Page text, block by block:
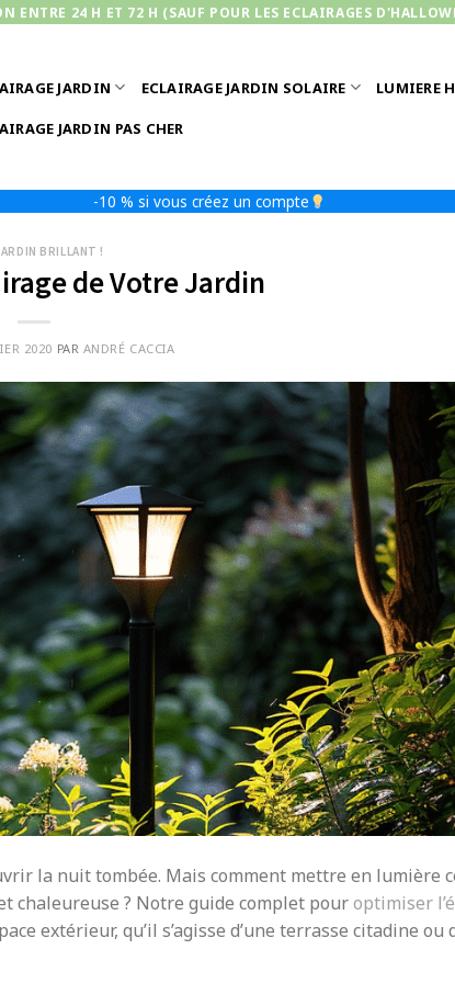
ENTRE 24 H ET 72 H (SAUF POUR LES ECLAIRAGES
JARDIN ECLAIRAGE JARDIN SOLAIRE LUMIERE
JARDIN PAS CHER
-10 % si vous créez un compte
BRILLANT !
de Votre Jardin
2020 PAR ANDRÉ CACCIA
la nuit tombée. Mais comment mettre en lumière
chaleureuse ? Notre guide complet pouroptimiser
extérieur, qu’il s’agisse d’une terrasse citadine ou